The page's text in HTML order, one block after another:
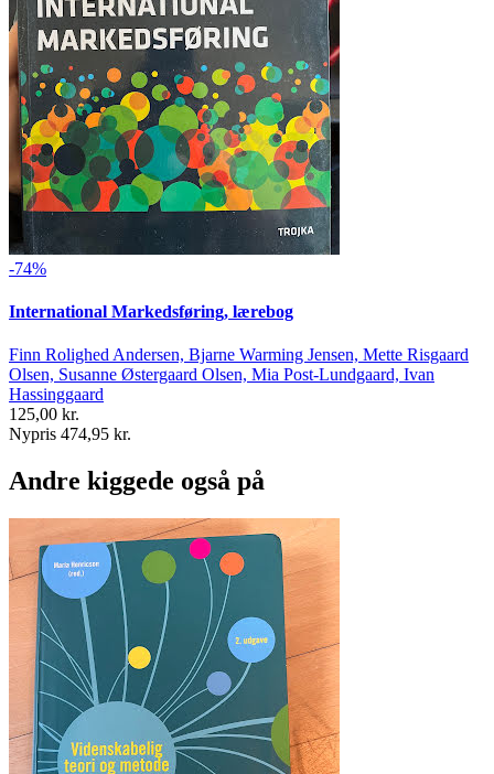
-74%
International Markedsføring, lærebog
Finn Rolighed Andersen, Bjarne Warming Jensen, Mette Risgaard
Olsen, Susanne Østergaard Olsen, Mia Post-Lundgaard, Ivan
Hassinggaard
125,00 kr.
Nypris 474,95 kr.
Andre kiggede også på